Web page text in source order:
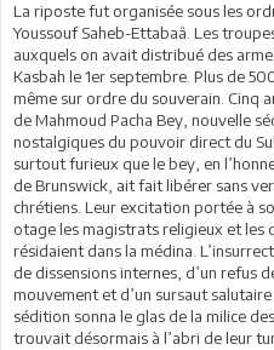
La riposte fut organisée sous les
Youssouf Saheb-Ettabaâ. Les
auxquels on avait distribué des
Kasbah le 1er septembre. Plus de
même sur ordre du souverain. Cinq
de Mahmoud Pacha Bey, nouvelle
nostalgiques du pouvoir direct du
surtout furieux que le bey, en
de Brunswick, ait fait libérer sans
chrétiens. Leur excitation portée à
otage les magistrats religieux et
résidaient dans la médina.
de dissensions internes, d’un refus
mouvement et d’un sursaut
sédition sonna le glas de la milice
trouvait désormais à l’abri de leur